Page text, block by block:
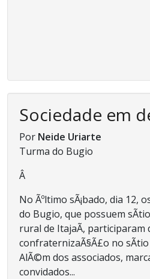
Sociedade em
Por Neide Uriarte
Turma do Bugio
Â
No Ãºltimo sÃ¡bado, dia 12,
do Bugio, que possuem
rural de ItajaÃ­, participaram
confraternizaÃ§Ã£o no
AlÃ©m dos associados,
convidados...